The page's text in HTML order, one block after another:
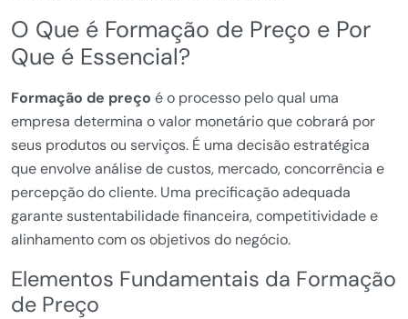
O Que é Formação de Preço e Por
Que é Essencial?
Formação de preço é o processo pelo qual uma
empresa determina o valor monetário que cobrará por
seus produtos ou serviços. É uma decisão estratégica
que envolve análise de custos, mercado, concorrência e
percepção do cliente. Uma precificação adequada
garante sustentabilidade financeira, competitividade e
alinhamento com os objetivos do negócio.
Elementos Fundamentais da Formação
de Preço